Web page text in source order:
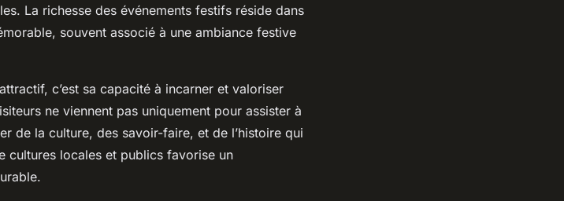
La richesse des événements festifs réside dans
souvent associé à une ambiance festive
c’est sa capacité à incarner et valoriser
ne viennent pas uniquement pour assister à
de la culture, des savoir-faire, et de l’histoire qui
cultures locales et publics favorise un